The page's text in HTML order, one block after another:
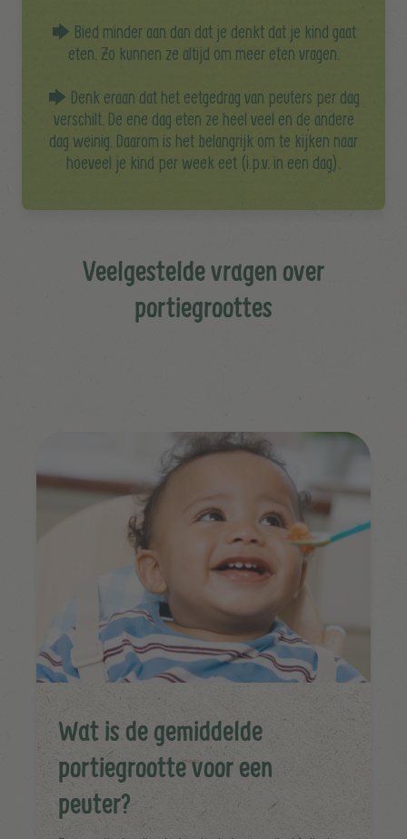
🡆 Bied minder aan dan dat je denkt dat je kind gaat
eten. Zo kunnen ze altijd om meer eten vragen.
🡆 Denk eraan dat het eetgedrag van peuters per dag
verschilt. De ene dag eten ze heel veel en de andere
dag weinig. Daarom is het belangrijk om te kijken naar
hoeveel je kind per week eet (i.p.v. in een dag).
Veelgestelde vragen over
portiegroottes
Wat is de gemiddelde
portiegrootte voor een
peuter?